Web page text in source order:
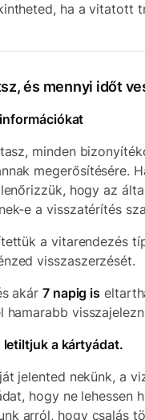
ha a vitatott
és mennyi időt
minden
megerősítésére.
hogy az
e a visszatérítés
a vitarendezés
visszaszerzését.
akár 7 napig is
hamarabb
letiltjuk a kártyádat.
jelented nekünk, a
hogy ne lehessen
arról, hogy csalás